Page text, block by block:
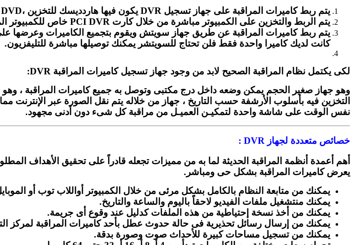
يتم ربط كاميرات المراقبة على جهاز تسجيل DVR يكون فيها هاردديسك للتخزين ،DVD .
يتم الربط والتخزين على الكمبيوتر مباشرة من خلال كارت PCI DVR خاص للكمبيوتر المكتبى .
يتم ربط كاميرات المراقبة عن طريق جهاز سويتش ويقوم بتجميع الكاميرات وعرضها على
كانت لديك كاميرا واحدة فقط فلن تحتاج للسويتشر يمكنك توصيلها مباشرة للتليفزيون.
لكى يكتمل نظام المراقبة الصحيح لابد من وجود جهاز تسجيل كاميرات المراقبة DVR:
وهو جهاز صغير الحجم يمكن وضعه داخل درج مكتبى وتوصل به جميع كاميرات المراقبة ،
التخزين فيه بأسلوب الأرشفة حسب التاريخ ، جهاز من خلاله يتم نقل الصورة عبر
نفس الوقت على شاشة واحدة لتمكيـن العميـل من مراقبة كل شىء دون أدنى مجهود.
خصائص متعددة لجهاز DVR :
أهم أعمدة أنظمة المراقبة الحديثة لما به من مميزات تجعله قادراً على تحقيق الأهداف
يعرض كاميرات المراقبة بشكل حى ومباشر.
يمكنك من متابعة النظام بالكامل بشكل مرئى من خلال الكمبيوتر أواللاب توب أو
يمكنك منتشغيل ملفات الفيديو لاحقاً باليوم والساعة والتاريخ.
يمكنك من أخذ نسخة إحتياطية من هذه الملفات كدليل عند وقوع أى جريمة.
يمكنك من إرسال رسائل تحذيرية فى حالة حدوث عطل بأحد كاميرات المراقبة لمركز
يمكنك من تسجيل مساحات كبيرة للأحداث صوت وصورة بدقة.